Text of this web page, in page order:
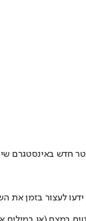
חדש באינסטגרם
לעצור בזמן את